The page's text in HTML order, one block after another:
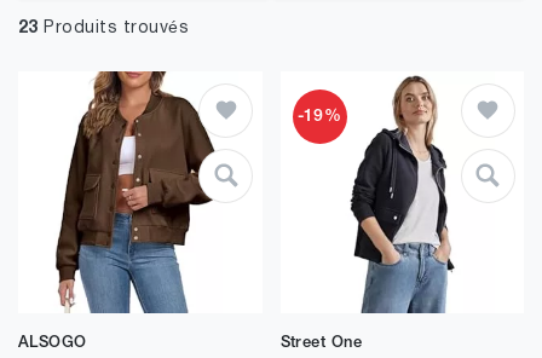
23 Produits trouvés
ALSOGO
-19%
Street One